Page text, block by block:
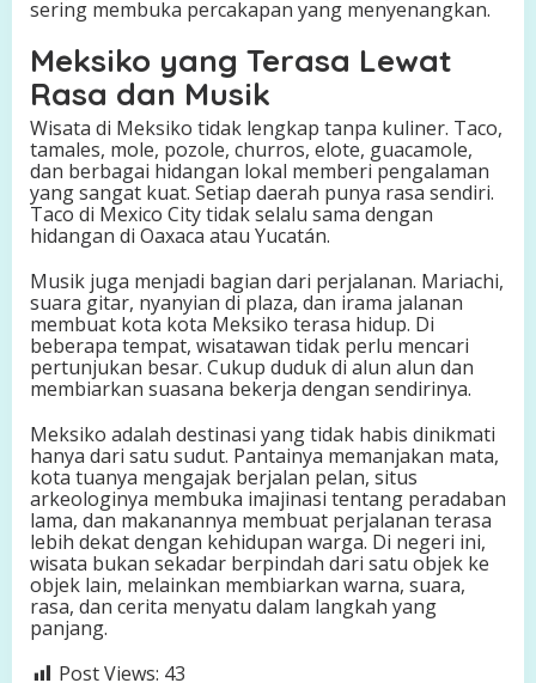
sering membuka percakapan yang menyenangkan.
Meksiko yang Terasa Lewat
Rasa dan Musik
Wisata di Meksiko tidak lengkap tanpa kuliner. Taco,
tamales, mole, pozole, churros, elote, guacamole,
dan berbagai hidangan lokal memberi pengalaman
yang sangat kuat. Setiap daerah punya rasa sendiri.
Taco di Mexico City tidak selalu sama dengan
hidangan di Oaxaca atau Yucatán.
Musik juga menjadi bagian dari perjalanan. Mariachi,
suara gitar, nyanyian di plaza, dan irama jalanan
membuat kota kota Meksiko terasa hidup. Di
beberapa tempat, wisatawan tidak perlu mencari
pertunjukan besar. Cukup duduk di alun alun dan
membiarkan suasana bekerja dengan sendirinya.
Meksiko adalah destinasi yang tidak habis dinikmati
hanya dari satu sudut. Pantainya memanjakan mata,
kota tuanya mengajak berjalan pelan, situs
arkeologinya membuka imajinasi tentang peradaban
lama, dan makanannya membuat perjalanan terasa
lebih dekat dengan kehidupan warga. Di negeri ini,
wisata bukan sekadar berpindah dari satu objek ke
objek lain, melainkan membiarkan warna, suara,
rasa, dan cerita menyatu dalam langkah yang
panjang.
Post Views: 43